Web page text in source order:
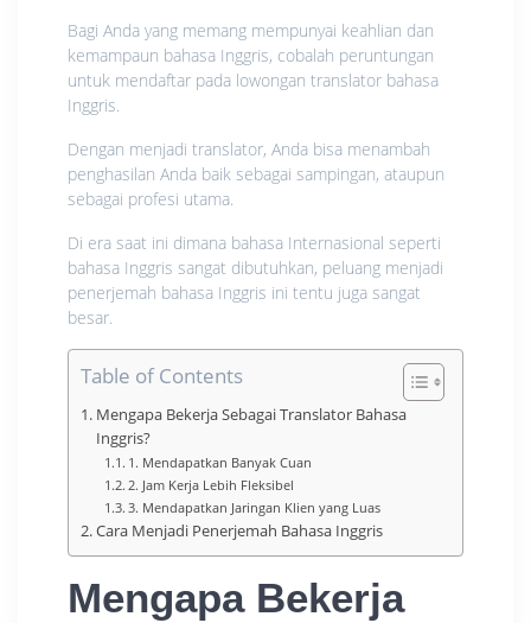
Bagi Anda yang memang mempunyai keahlian dan
kemampaun bahasa Inggris, cobalah peruntungan
untuk mendaftar pada lowongan translator bahasa
Inggris.
Dengan menjadi translator, Anda bisa menambah
penghasilan Anda baik sebagai sampingan, ataupun
sebagai profesi utama.
Di era saat ini dimana bahasa Internasional seperti
bahasa Inggris sangat dibutuhkan, peluang menjadi
penerjemah bahasa Inggris ini tentu juga sangat
besar.
Table of Contents
Mengapa Bekerja Sebagai Translator Bahasa
Inggris?
1. Mendapatkan Banyak Cuan
2. Jam Kerja Lebih Fleksibel
3. Mendapatkan Jaringan Klien yang Luas
Cara Menjadi Penerjemah Bahasa Inggris
Mengapa Bekerja